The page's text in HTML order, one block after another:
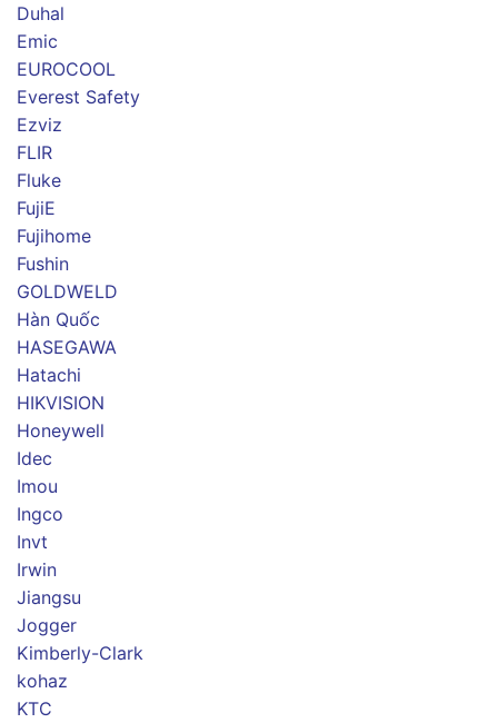
Duhal
Emic
EUROCOOL
Everest Safety
Ezviz
FLIR
Fluke
FujiE
Fujihome
Fushin
GOLDWELD
Hàn Quốc
HASEGAWA
Hatachi
HIKVISION
Honeywell
Idec
Imou
Ingco
Invt
Irwin
Jiangsu
Jogger
Kimberly-Clark
kohaz
KTC